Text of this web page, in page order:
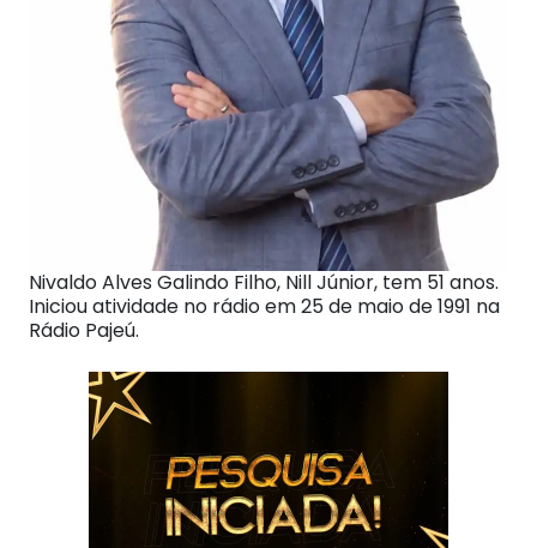
Nivaldo Alves Galindo Filho, Nill Júnior, tem 51 anos.
Iniciou atividade no rádio em 25 de maio de 1991 na
Rádio Pajeú.